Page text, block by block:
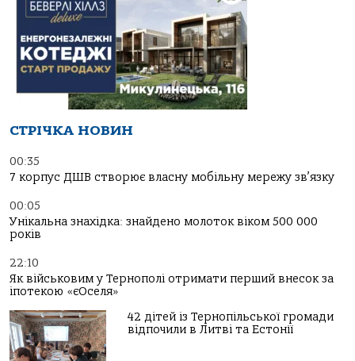
СТРІЧКА НОВИН
00:35
7 корпус ДШВ створює власну мобільну мережу зв’язку
00:05
Унікальна знахідка: знайдено молоток віком 500 000
років
22:10
Як військовим у Тернополі отримати перший внесок за
іпотекою «єОселя»
42 дітей із Тернопільської громади
відпочили в Литві та Естонії